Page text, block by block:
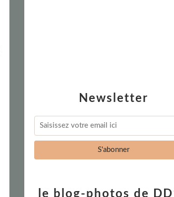
Newsletter
le blog-photos de